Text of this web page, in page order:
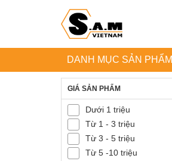
DANH MỤC SẢN PHẨM
GIÁ SẢN PHẨM
Dưới 1 triệu
Từ 1 - 3 triệu
Từ 3 - 5 triệu
Từ 5 -10 triệu